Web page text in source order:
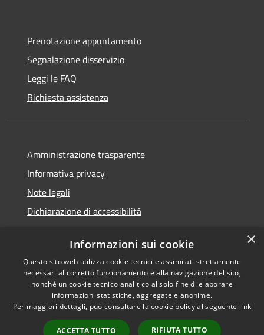
Prenotazione appuntamento
Segnalazione disservizio
Leggi le FAQ
Richiesta assistenza
Amministrazione trasparente
Informativa privacy
Note legali
Dichiarazione di accessibilità
RSS
Accessibilità
Cookie
Mappa del sito
Comune convenzionato
Astigov
Progetto|Convenzione|
Adesioni
×
Informazioni sui cookie
Questo sito web utilizza cookie tecnici e assimilati strettamente
necessari al corretto funzionamento e alla navigazione del sito,
nonché un cookie tecnico analitico al solo fine di elaborare
informazioni statistiche, aggregate e anonime.
Per maggiori dettagli, può consultare la cookie policy al seguente link
ACCETTA TUTTO RIFIUTA TUTTO